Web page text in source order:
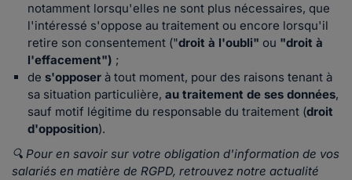
notamment lorsqu'elles ne sont plus nécessaires, que
l'intéressé s'oppose au traitement ou encore lorsqu'il
retire son consentement ("droit à l'oubli" ou "droit à
l'effacement") ;
de s'opposer à tout moment, pour des raisons tenant à
sa situation particulière, au traitement de ses données,
sauf motif légitime du responsable du traitement (droit
d'opposition).
🔍 Pour en savoir sur votre obligation d'information de vos
salariés en matière de RGPD, retrouvez notre actualité